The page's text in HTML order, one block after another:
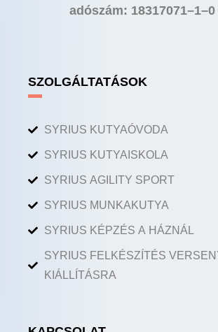
adószám: 18317071–1–0
SZOLGÁLTATÁSOK
SYRIUS KUTYAÓVODA
SYRIUS KUTYAISKOLA
SYRIUS AGILITY SPORT
SYRIUS MUNKAKUTYA
SYRIUS KÉPZÉS A HÁZNÁL
SYRIUS FELKÉSZÍTÉS
KIÁLLÍTÁSRA